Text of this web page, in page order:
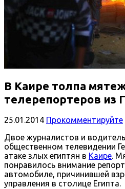
В Каире толпа
телерепортеров из
25.01.2014 Прокомментируйте
Двое журналистов и
общественном телевидении
атаке злых египтян в Каире.
понравилось внимание
автомобиле, причинившей
управления в столице Египта.